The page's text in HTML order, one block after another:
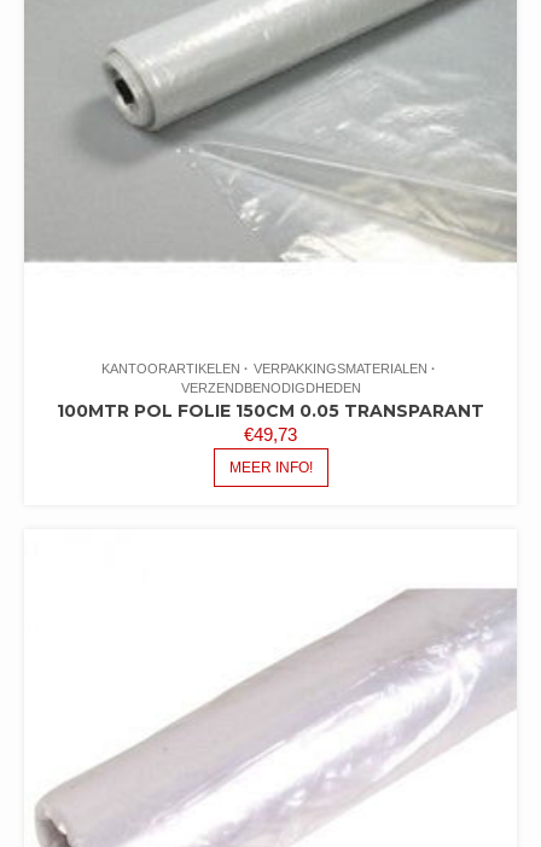
KANTOORARTIKELEN
VERPAKKINGSMATERIALEN
VERZENDBENODIGDHEDEN
100MTR POL FOLIE 150CM 0.05 TRANSPARANT
€49,73
MEER INFO!